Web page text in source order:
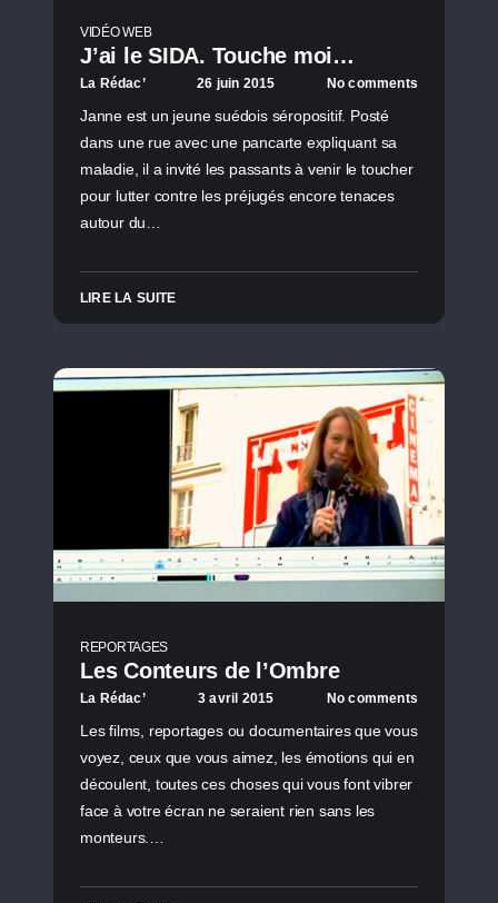
VIDÉO WEB
J’ai le SIDA. Touche moi…
La Rédac’ 26 juin 2015 No comments
Janne est un jeune suédois séropositif. Posté
dans une rue avec une pancarte expliquant sa
maladie, il a invité les passants à venir le toucher
pour lutter contre les préjugés encore tenaces
autour du…
LIRE LA SUITE
REPORTAGES
Les Conteurs de l’Ombre
La Rédac’ 3 avril 2015 No comments
Les films, reportages ou documentaires que vous
voyez, ceux que vous aimez, les émotions qui en
découlent, toutes ces choses qui vous font vibrer
face à votre écran ne seraient rien sans les
monteurs.…